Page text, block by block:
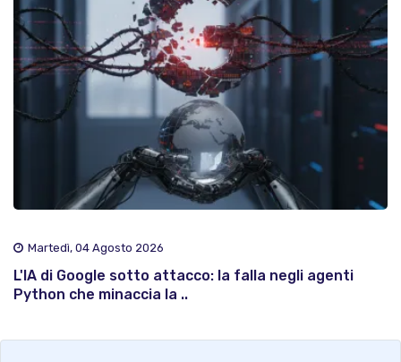
Martedì, 04 Agosto 2026
L'IA di Google sotto attacco: la falla negli agenti
Python che minaccia la ..